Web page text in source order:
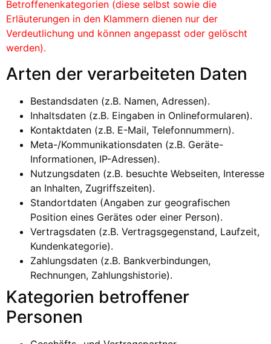
Betroffenenkategorien (diese selbst sowie die
Erläuterungen in den Klammern dienen nur der
Verdeutlichung und können angepasst oder gelöscht
werden).
Arten der verarbeiteten Daten
Bestandsdaten (z.B. Namen, Adressen).
Inhaltsdaten (z.B. Eingaben in Onlineformularen).
Kontaktdaten (z.B. E-Mail, Telefonnummern).
Meta-/Kommunikationsdaten (z.B. Geräte-
Informationen, IP-Adressen).
Nutzungsdaten (z.B. besuchte Webseiten, Interesse
an Inhalten, Zugriffszeiten).
Standortdaten (Angaben zur geografischen
Position eines Gerätes oder einer Person).
Vertragsdaten (z.B. Vertragsgegenstand, Laufzeit,
Kundenkategorie).
Zahlungsdaten (z.B. Bankverbindungen,
Rechnungen, Zahlungshistorie).
Kategorien betroffener
Personen